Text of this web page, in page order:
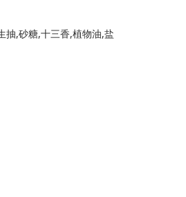
抽,砂糖,十三香,植物油,盐